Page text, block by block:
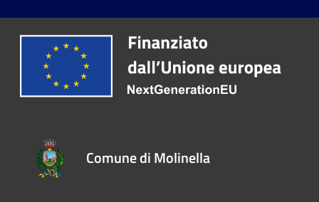
Comune di Molinella